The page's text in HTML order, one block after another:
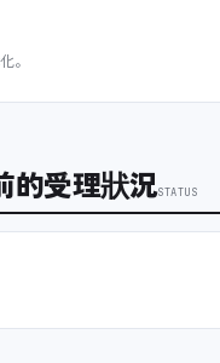
。
的受理狀況STATUS